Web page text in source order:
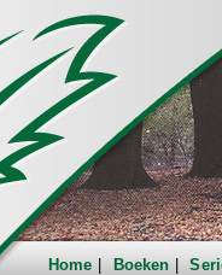
Home Boeken